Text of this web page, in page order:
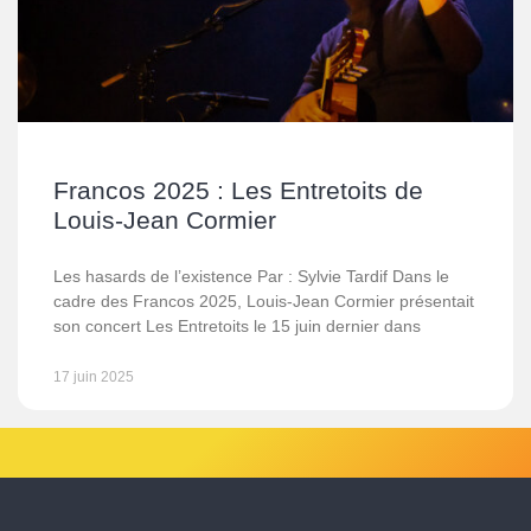
Francos 2025 : Les Entretoits de
Louis-Jean Cormier
Les hasards de l’existence Par : Sylvie Tardif Dans le
cadre des Francos 2025, Louis-Jean Cormier présentait
son concert Les Entretoits le 15 juin dernier dans
17 juin 2025